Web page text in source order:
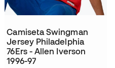
Camiseta Swingman
Jersey Philadelphia
76Ers - Allen Iverson
1996-97